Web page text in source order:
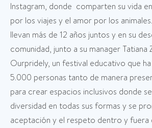
Instagram, donde comparten su vida
por los viajes y el amor por los
llevan más de 12 años juntos y en su
comunidad, junto a su manager Tatiana
Ourpridely, un festival educativo que
5.000 personas tanto de manera
para crear espacios inclusivos donde
diversidad en todas sus formas y se
aceptación y el respeto dentro y fuera